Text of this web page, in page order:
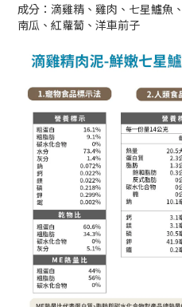
成分：滴雞精、雞肉、七星鱸魚
南瓜、紅蘿蔔、洋車前子